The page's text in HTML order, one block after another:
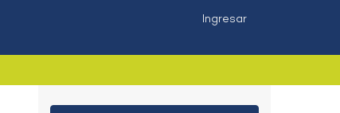
Ingresar